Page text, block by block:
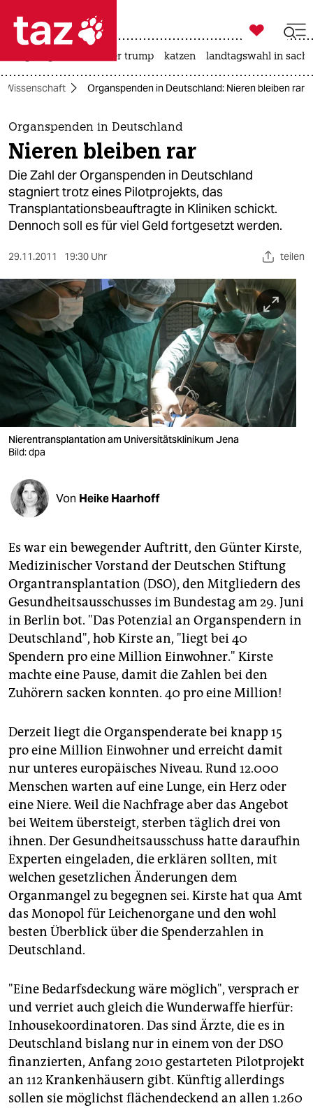
 taz zahl ich
taz zahl ich
themen
politik
öko
gesellschaft
kultur
sport
berlin
nord
wahrheit
verlag
verlag
shop
fragen & hilfe
unterstützen
abo
genossenschaft
epaper login

taz zahl ich
usa unter trump katzen landtagswahl in
Wissenschaft Organspenden in Deutschland: Nieren bleiben rar
Organspenden in Deutschland
Nieren bleiben rar
Die Zahl der Organspenden in Deutschland
stagniert trotz eines Pilotprojekts, das
Transplantationsbeauftragte in Kliniken schickt.
Dennoch soll es für viel Geld fortgesetzt werden.
29.11.2011 19:30 Uhr teilen
Nierentransplantation am Universitätsklinikum Jena
Bild: dpa
Von Heike Haarhoff
Es war ein bewegender Auftritt, den Günter Kirste,
Medizinischer Vorstand der Deutschen Stiftung
Organtransplantation (DSO), den Mitgliedern des
Gesundheitsausschusses im Bundestag am 29. Juni
in Berlin bot. "Das Potenzial an Organspendern in
Deutschland", hob Kirste an, "liegt bei 40
Spendern pro eine Million Einwohner." Kirste
machte eine Pause, damit die Zahlen bei den
Zuhörern sacken konnten. 40 pro eine Million!
Derzeit liegt die Organspenderate bei knapp 15
pro eine Million Einwohner und erreicht damit
nur unteres europäisches Niveau. Rund 12.000
Menschen warten auf eine Lunge, ein Herz oder
eine Niere. Weil die Nachfrage aber das Angebot
bei Weitem übersteigt, sterben täglich drei von
ihnen. Der Gesundheitsausschuss hatte daraufhin
Experten eingeladen, die erklären sollten, mit
welchen gesetzlichen Änderungen dem
Organmangel zu begegnen sei. Kirste hat qua Amt
das Monopol für Leichenorgane und den wohl
besten Überblick über die Spenderzahlen in
Deutschland.
"Eine Bedarfsdeckung wäre möglich", versprach er
und verriet auch gleich die Wunderwaffe hierfür:
Inhousekoordinatoren. Das sind Ärzte, die es in
Deutschland bislang nur in einem von der DSO
finanzierten, Anfang 2010 gestarteten Pilotprojekt
an 112 Krankenhäusern gibt. Künftig allerdings
sollen sie möglichst flächendeckend an allen 1.260